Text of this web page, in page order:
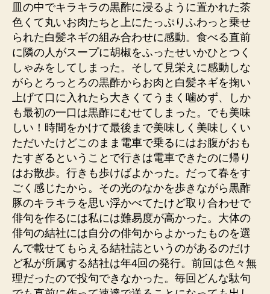
皿の中でキラキラの黒酢に浸るように置かれた茶
色くて丸いお肉たちと上にたっぷりふわっと乗せ
られた白髪ネギの組み合わせに感動。食べる直前
に隣の人がスープに胡椒をふったせいかひとつく
しゃみをしてしまった。そして見栄えに感動しな
がらとろっとろの黒酢からお肉と白髪ネギを掬い
上げて口に入れたら大きくてうまく噛めず、しか
も最初の一口は黒酢にむせてしまった。でも美味
しい！時間をかけて最後まで美味しく美味しくい
ただいたけどこのまま電車で乗るにはお腹がおも
たすぎるということで行きは電車できたのに帰り
はお散歩。行きも歩けばよかった。だって春をす
ごく感じたから。その光のなかを歩きながら黒酢
豚のキラキラを思い浮かべてたけど取り合わせで
俳句を作るには私には難易度が高かった。大体の
俳句の結社には自分の俳句からよかったものを選
んで載せてもらえる結社誌というのがあるのだけ
ど私が所属する結社は年4回の発行。前回は色々無
理だったので投句できなかった。毎回どんな駄句